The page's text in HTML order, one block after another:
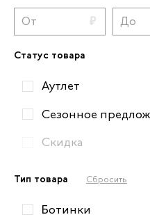
Статус товара
Аутлет
Сезонное
Скидка
Тип товара Сбросить
Ботинки